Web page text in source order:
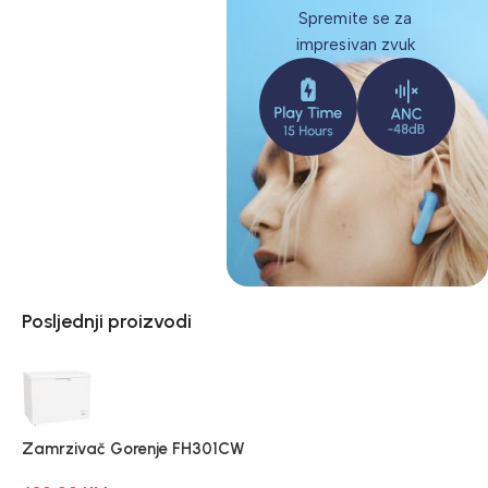
Spremite se za
impresivan zvuk
Posljednji proizvodi
Zamrzivač Gorenje FH301CW